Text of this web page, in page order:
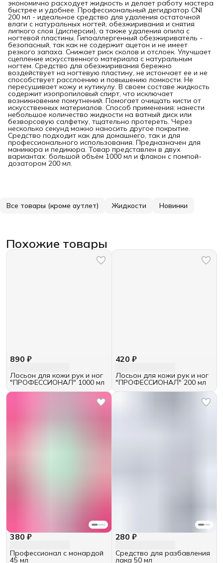
экономично расходует жидкость и делает работу мастера
быстрее и удобнее. Профессиональный дегидратор CNI
200 мл - идеальное средство для удаления остаточной
влаги с натуральных ногтей, обезжиривания и снятия
липкого слоя (дисперсии), а также удаления опила с
ногтевой пластины. Гипоаллергенный обезжириватель -
безопасный, так как не содержит ацетон и не имеет
резкого запаха. Снижает риск сколов и отслоек. Улучшает
сцепление искусственного материала с натуральным
ногтем. Средство для обезжиривания бережно
воздействует на ногтевую пластину, не истончает ее и не
способствует расслоению и повышению ломкости. Не
пересушивает кожу и кутикулу. В своем составе жидкость
содержит изопропиловый спирт, что исключает
возникновение помутнений. Помогает очищать кисти от
искусственных материалов. Способ применения: нанести
небольшое количество жидкости на ватный диск или
безворсовую салфетку, тщательно протереть. Через
несколько секунд можно наносить другое покрытие.
Средство подходит как для домашнего, так и для
профессионального использования. Предназначен для
маникюра и педикюра. Товар представлен в двух
вариантах: большой объём 1000 мл и флакон с помпой-
дозатором 200 мл.
Все товары (кроме аутлет) Жидкости Новинки
Похожие товары
890 ₽
Лосьон для кожи рук и ног
"ПРОФЕССИОНАЛ" 1000 мл
420 ₽
Лосьон для кожи рук и ног
"ПРОФЕССИОНАЛ" 200 мл
380 ₽
Профессионал с монардой
45 мл
280 ₽
Средство для разбавления
лака 50 мл